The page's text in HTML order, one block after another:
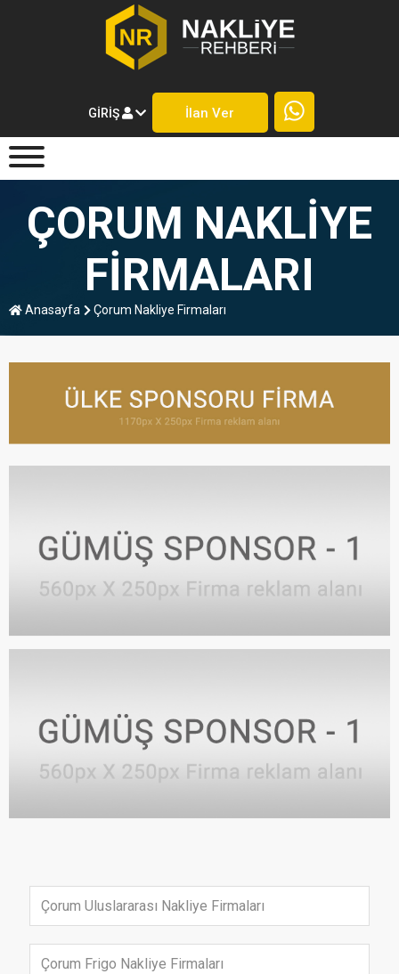
GIRIŞ İlan Ver
ÇORUM NAKLIYE
FIRMALARI
Anasayfa Çorum Nakliye Firmaları
Çorum Uluslararası Nakliye Firmaları
Çorum Frigo Nakliye Firmaları